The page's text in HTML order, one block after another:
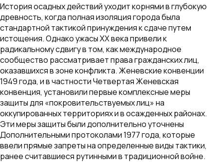
История осадных действий уходит корнями в глубокую
древность, когда полная изоляция города была
стандартной тактикой принуждения к сдаче путем
истощения. Однако ужасы XX века привели к
радикальному сдвигу в том, как международное
сообщество рассматривает права гражданских лиц,
оказавшихся в зоне конфликта. Женевские конвенции
1949 года, и в частности Четвертая Женевская
конвенция, установили первые комплексные меры
защиты для «покровительствуемых лиц» на
оккупированных территориях и в осажденных районах.
Эти меры защиты были дополнительно уточнены
Дополнительными протоколами 1977 года, которые
ввели прямые запреты на определенные виды тактики,
ранее считавшиеся рутинными в традиционной войне.